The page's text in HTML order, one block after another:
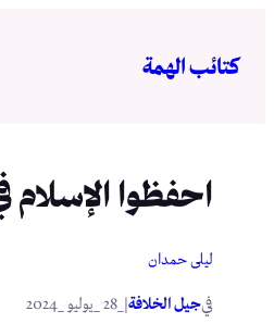
المحتوى
كتائب الهمة
احفظوا الإسلام
ليلى حمدان
فيجيل الخلافة